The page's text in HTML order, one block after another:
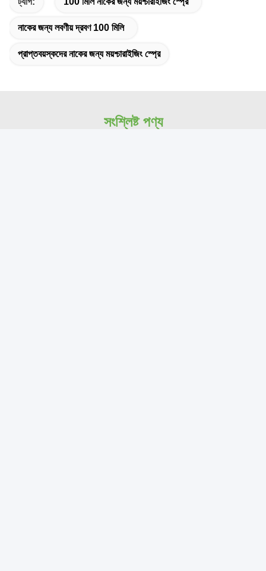
নাকের জন্য লবণীয় দ্রবণ 100 মিলি
প্রাপ্তবয়স্কদের নাকের জন্য ময়শ্চারাইজিং স্প্রে
সংশ্লিষ্ট পণ্য